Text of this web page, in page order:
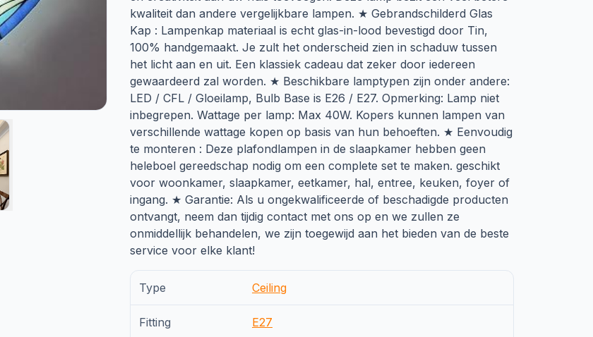
kwaliteit dan andere vergelijkbare lampen. ★ Gebrandschilderd Glas
Kap : Lampenkap materiaal is echt glas-in-lood bevestigd door Tin,
100% handgemaakt. Je zult het onderscheid zien in schaduw tussen
het licht aan en uit. Een klassiek cadeau dat zeker door iedereen
gewaardeerd zal worden. ★ Beschikbare lamptypen zijn onder andere:
LED / CFL / Gloeilamp, Bulb Base is E26 / E27. Opmerking: Lamp niet
inbegrepen. Wattage per lamp: Max 40W. Kopers kunnen lampen van
verschillende wattage kopen op basis van hun behoeften. ★ Eenvoudig
te monteren : Deze plafondlampen in de slaapkamer hebben geen
heleboel gereedschap nodig om een complete set te maken. geschikt
voor woonkamer, slaapkamer, eetkamer, hal, entree, keuken, foyer of
ingang. ★ Garantie: Als u ongekwalificeerde of beschadigde producten
ontvangt, neem dan tijdig contact met ons op en we zullen ze
onmiddellijk behandelen, we zijn toegewijd aan het bieden van de beste
service voor elke klant!
Type Ceiling
Fitting E27